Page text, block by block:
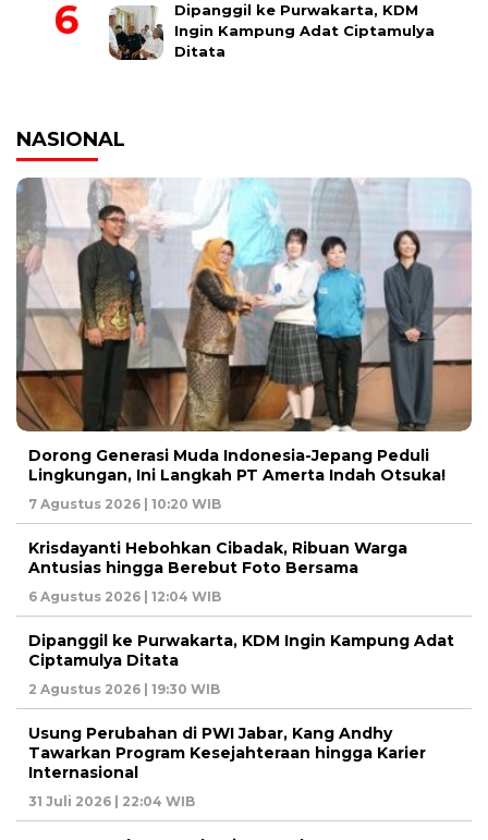
Dipanggil ke Purwakarta, KDM
Ingin Kampung Adat Ciptamulya
Ditata
NASIONAL
Dorong Generasi Muda Indonesia-Jepang Peduli
Lingkungan, Ini Langkah PT Amerta Indah Otsuka!
7 Agustus 2026 | 10:20 WIB
Krisdayanti Hebohkan Cibadak, Ribuan Warga
Antusias hingga Berebut Foto Bersama
6 Agustus 2026 | 12:04 WIB
Dipanggil ke Purwakarta, KDM Ingin Kampung Adat
Ciptamulya Ditata
2 Agustus 2026 | 19:30 WIB
Usung Perubahan di PWI Jabar, Kang Andhy
Tawarkan Program Kesejahteraan hingga Karier
Internasional
31 Juli 2026 | 22:04 WIB